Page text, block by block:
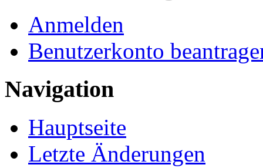
Anmelden
Benutzerkonto
Navigation
Hauptseite
Letzte Änderungen